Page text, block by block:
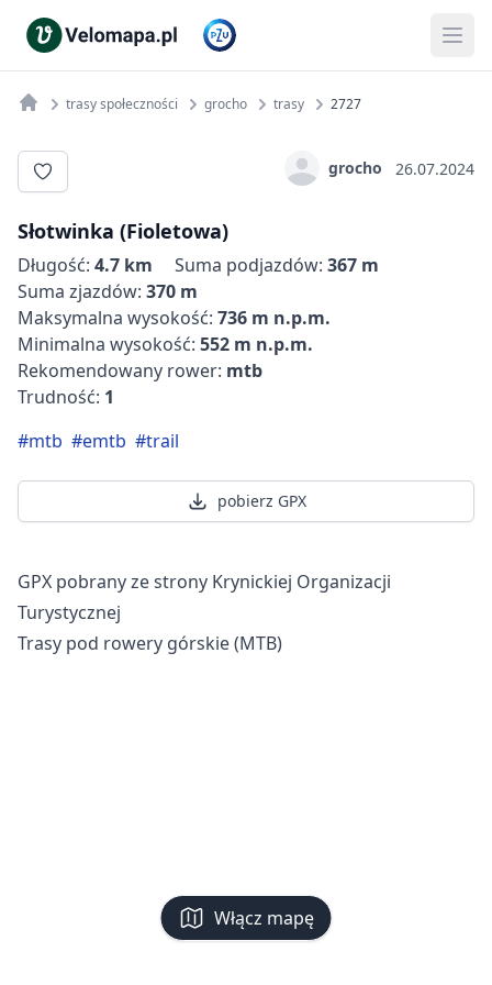
Włącz mapę
trasy społeczności grocho trasy 2727
grocho 26.07.2024
Słotwinka (Fioletowa)
Długość: 4.7 km Suma podjazdów: 367 m
Suma zjazdów: 370 m
Maksymalna wysokość: 736 m n.p.m.
Minimalna wysokość: 552 m n.p.m.
Rekomendowany rower: mtb
Trudność: 1
#mtb #emtb #trail
pobierz GPX
GPX pobrany ze strony Krynickiej Organizacji
Turystycznej
Trasy pod rowery górskie (MTB)